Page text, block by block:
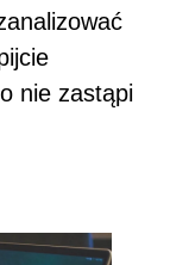
nie zastąpi